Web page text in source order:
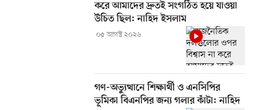
করে আমাদের দ্রুতই সংগঠিত হয়ে যাওয়া
উচিত ছিল: নাহিদ ইসলাম
০৫ আগস্ট ২০২৬
গণ-অভ্যুত্থানে শিক্ষার্থী ও এনসিপির
ভূমিকা বিএনপির জন্য গলার কাঁটা: নাহিদ